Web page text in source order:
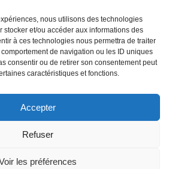
nous utilisons des technologies
stocker et/ou accéder aux informations des
à ces technologies nous permettra de traiter
de navigation ou les ID uniques
consentir ou de retirer son consentement peut
caractéristiques et fonctions.
Accepter
Refuser
les préférences
à 18h30
mentions légales